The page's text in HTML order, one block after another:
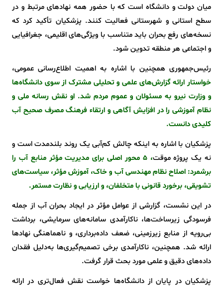
میان دولت و دانشگاه است که با حضور همه نهادهای مرتبط و در
سطح استانی و شهرستانی فعالیت کنند. پزشکیان تأکید کرد که
نسخه‌های رفع بحران باید متناسب با ویژگی‌های اقلیمی، جغرافیایی
و اجتماعی هر منطقه تدوین شود.
رئیس‌جمهوری همچنین با اشاره به اهمیت اطلاع‌رسانی عمومی،
خواستار ارائه گزارش‌های علمی و تحلیلی مشترک از سوی دانشگاه‌ها
و وزارت نیرو به مسئولان و عموم مردم شد. او نقش رسانه ملی و
نظام آموزشی را در افزایش آگاهی و ارتقاء فرهنگ مصرف صحیح آب
کلیدی دانست.
پزشکیان با اشاره به اینکه چالش کم‌آبی یک روند بلندمدت است و
نه یک پروژه موقت
، 5 محور اصلی برای مدیریت مؤثر منابع آب را
برشمرد: اصلاح نظام مهندسی آب و خاک، آموزش مؤثر، سیاست‌های
تشویقی، برخورد قانونی با متخلفان، و ارزیابی و نظارت مستمر.
در این نشست، گزارشی از عوامل مؤثر در ایجاد بحران آب از جمله
فرسودگی زیرساخت‌ها، ناکارآمدی سامانه‌های سرمایشی، برداشت
بی‌رویه از منابع زیرزمینی، ضعف داده‌برداری، و ناهماهنگی نهادها
ارائه شد. همچنین، ناکارآمدی برخی تصمیم‌گیری‌ها به‌دلیل فقدان
داده‌های دقیق و علمی مورد بحث قرار گرفت.
پزشکیان در پایان از دانشگاه‌ها خواست نقش فعال‌تری در ارائه